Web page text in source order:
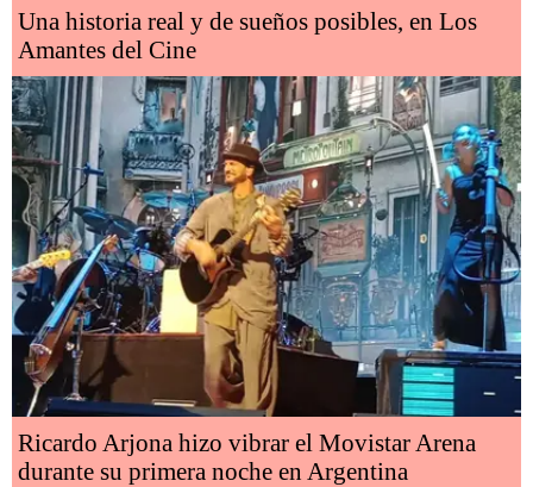
Una historia real y de sueños posibles, en Los
Amantes del Cine
Ricardo Arjona hizo vibrar el Movistar Arena
durante su primera noche en Argentina